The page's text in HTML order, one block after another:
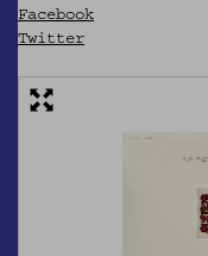
Facebook
Twitter